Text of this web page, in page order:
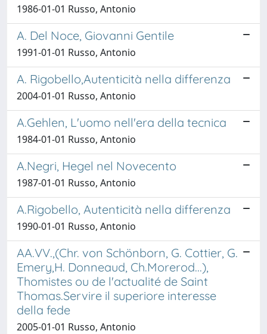
1986-01-01 Russo, Antonio
A. Del Noce, Giovanni Gentile
1991-01-01 Russo, Antonio
A. Rigobello,Autenticità nella differenza
2004-01-01 Russo, Antonio
A.Gehlen, L'uomo nell'era della tecnica
1984-01-01 Russo, Antonio
A.Negri, Hegel nel Novecento
1987-01-01 Russo, Antonio
A.Rigobello, Autenticità nella differenza
1990-01-01 Russo, Antonio
AA.VV.,(Chr. von Schönborn, G. Cottier, G.
Emery,H. Donneaud, Ch.Morerod...),
Thomistes ou de l'actualité de Saint
Thomas.Servire il superiore interesse
della fede
2005-01-01 Russo, Antonio